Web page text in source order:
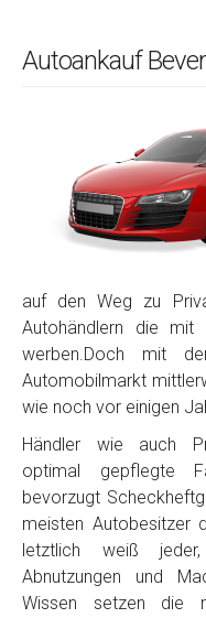
Autoankauf
auf den Weg zu
Autohändlern die
werben.Doch mit
Automobilmarkt
wie noch vor einigen
Händler wie auch
optimal gepflegte
bevorzugt
meisten Autobesitzer
letztlich weiß
Abnutzungen und
Wissen setzen die